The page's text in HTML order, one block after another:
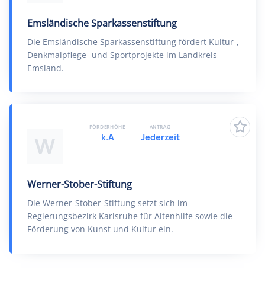
Emsländische Sparkassenstiftung
Die Emsländische Sparkassenstiftung fördert Kultur-,
Denkmalpflege- und Sportprojekte im Landkreis
Emsland.
W
Werner-Stober-Stiftung
Die Werner-Stober-Stiftung setzt sich im
Regierungsbezirk Karlsruhe für Altenhilfe sowie die
Förderung von Kunst und Kultur ein.
FÖRDERHÖHE
k.A
ANTRAG
Jederzeit